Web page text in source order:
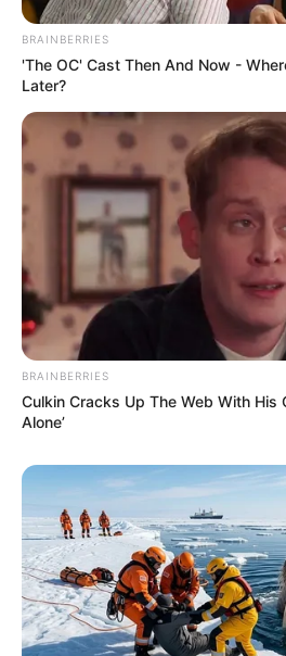
BRAINBERRIES
'The OC' Cast Then And Now -
Later?
BRAINBERRIES
Culkin Cracks Up The Web With His
Alone’